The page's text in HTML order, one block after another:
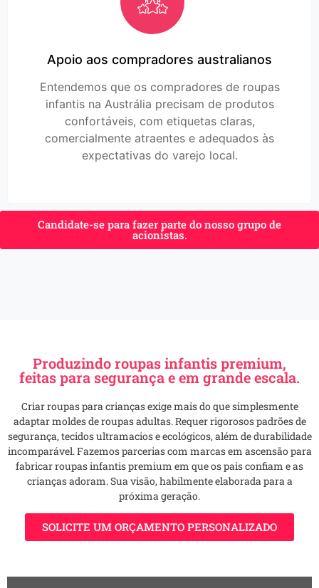
Apoio aos compradores australianos
Entendemos que os compradores de roupas
infantis na Austrália precisam de produtos
confortáveis, com etiquetas claras,
comercialmente atraentes e adequados às
expectativas do varejo local.
Candidate-se para fazer parte do nosso grupo de
acionistas.
Produzindo roupas infantis premium,
feitas para segurança e em grande escala.
Criar roupas para crianças exige mais do que simplesmente
adaptar moldes de roupas adultas. Requer rigorosos padrões de
segurança, tecidos ultramacios e ecológicos, além de durabilidade
incomparável. Fazemos parcerias com marcas em ascensão para
fabricar roupas infantis premium em que os pais confiam e as
crianças adoram. Sua visão, habilmente elaborada para a
próxima geração.
SOLICITE UM ORÇAMENTO PERSONALIZADO